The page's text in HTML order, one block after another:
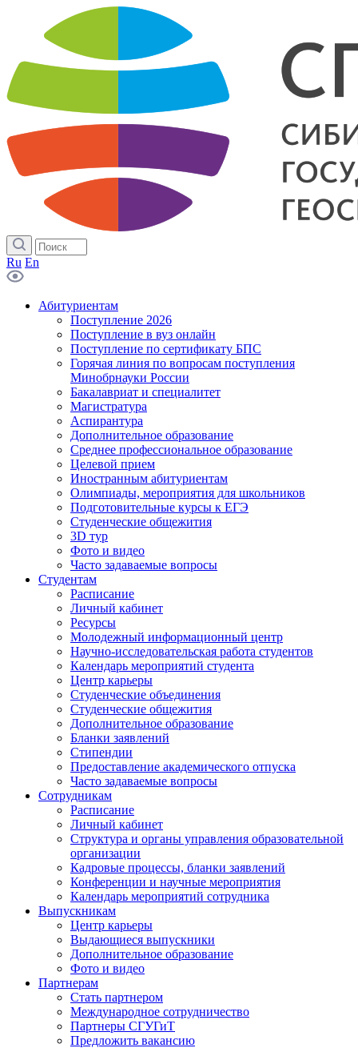
Ru En
Абитуриентам
Поступление 2026
Поступление в вуз онлайн
Поступление по сертификату БПС
Горячая линия по вопросам поступления
Минобрнауки России
Бакалавриат и специалитет
Магистратура
Аспирантура
Дополнительное образование
Среднее профессиональное образование
Целевой прием
Иностранным абитуриентам
Олимпиады, мероприятия для школьников
Подготовительные курсы к ЕГЭ
Студенческие общежития
3D тур
Фото и видео
Часто задаваемые вопросы
Студентам
Расписание
Личный кабинет
Ресурсы
Молодежный информационный центр
Научно-исследовательская работа студентов
Календарь мероприятий студента
Центр карьеры
Студенческие объединения
Студенческие общежития
Дополнительное образование
Бланки заявлений
Стипендии
Предоставление академического отпуска
Часто задаваемые вопросы
Сотрудникам
Расписание
Личный кабинет
Структура и органы управления образовательной
организации
Кадровые процессы, бланки заявлений
Конференции и научные мероприятия
Календарь мероприятий сотрудника
Выпускникам
Центр карьеры
Выдающиеся выпускники
Дополнительное образование
Фото и видео
Партнерам
Стать партнером
Международное сотрудничество
Партнеры СГУГиТ
Предложить вакансию